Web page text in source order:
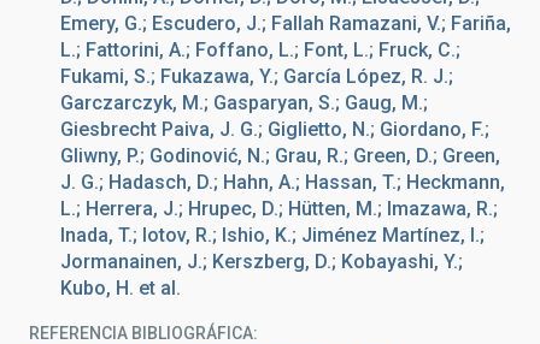
Emery, G.; Escudero, J.; Fallah Ramazani, V.; Fariña,
L.; Fattorini, A.; Foffano, L.; Font, L.; Fruck, C.;
Fukami, S.; Fukazawa, Y.; García López, R. J.;
Garczarczyk, M.; Gasparyan, S.; Gaug, M.;
Giesbrecht Paiva, J. G.; Giglietto, N.; Giordano, F.;
Gliwny, P.; Godinović, N.; Grau, R.; Green, D.; Green,
J. G.; Hadasch, D.; Hahn, A.; Hassan, T.; Heckmann,
L.; Herrera, J.; Hrupec, D.; Hütten, M.; Imazawa, R.;
Inada, T.; Iotov, R.; Ishio, K.; Jiménez Martínez, I.;
Jormanainen, J.; Kerszberg, D.; Kobayashi, Y.;
Kubo, H. et al.
REFERENCIA BIBLIOGRÁFICA